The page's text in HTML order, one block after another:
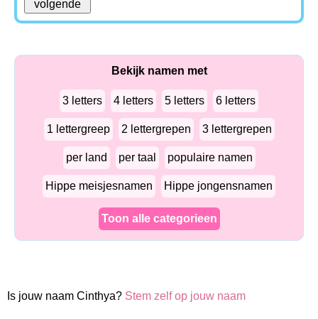
Bekijk namen met
3 letters 4 letters 5 letters 6 letters
1 lettergreep 2 lettergrepen 3 lettergrepen
per land per taal populaire namen
Hippe meisjesnamen Hippe jongensnamen
Toon alle categorieen
Is jouw naam Cinthya? Stem zelf op jouw naam